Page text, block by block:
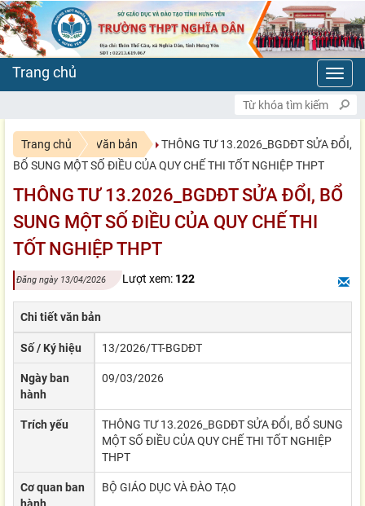
CHÀO MỪNG BẠN ĐẾN
Trang chủ Văn bản
THÔNG TƯ 13.2026_BGDĐT SỬA ĐỔI,
BỔ SUNG MỘT SỐ ĐIỀU CỦA QUY CHẾ THI TỐT NGHIỆP THPT
THÔNG TƯ 13.2026_BGDĐT SỬA ĐỔI, BỔ
SUNG MỘT SỐ ĐIỀU CỦA QUY CHẾ THI
TỐT NGHIỆP THPT
Đăng ngày 13/04/2026 Lượt xem: 122
Chi tiết văn bản
Số / Ký hiệu 13/2026/TT-BGDĐT
Ngày ban
hành
09/03/2026
Trích yếu
THÔNG TƯ 13.2026_BGDĐT SỬA ĐỔI, BỔ SUNG
MỘT SỐ ĐIỀU CỦA QUY CHẾ THI TỐT NGHIỆP
THPT
Cơ quan ban
hành
BỘ GIÁO DỤC VÀ ĐÀO TẠO